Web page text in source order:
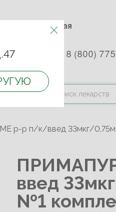
м.Спортивная
т, д. 47
242-90-85 8 (800)
Акции
р-р п/к/введ 33мкг/
введ
№1